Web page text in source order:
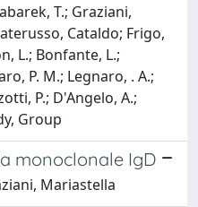
T.; Graziani,
Cataldo; Frigo,
L.; Bonfante, L.;
P. M.; Legnaro, . A.;
P.; D'Angelo, A.;
Group
monoclonale IgD
Mariastella